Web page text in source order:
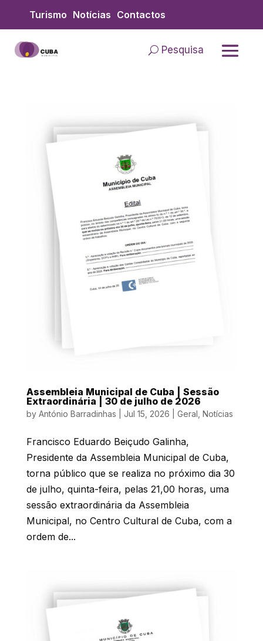
content
Turismo Notícias Contactos
Pesquisa
Assembleia Municipal de Cuba | Sessão
Extraordinária | 30 de julho de 2026
by António Barradinhas Jul 15, 2026 Geral , Notícias
Francisco Eduardo Beiçudo Galinha,
Presidente da Assembleia Municipal de Cuba,
torna público que se realiza no próximo dia 30
de julho, quinta-feira, pelas 21,00 horas, uma
sessão extraordinária da Assembleia
Municipal, no Centro Cultural de Cuba, com a
ordem de...